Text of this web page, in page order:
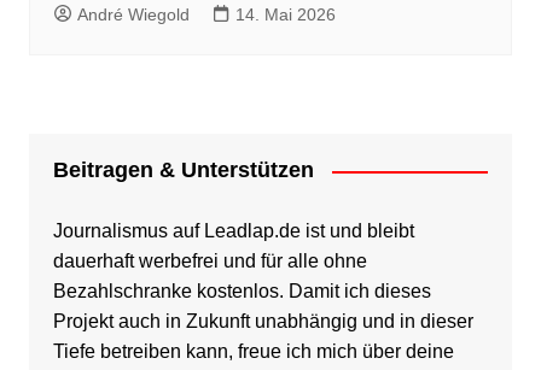
André Wiegold 14. Mai 2026
Beitragen & Unterstützen
Journalismus auf Leadlap.de ist und bleibt
dauerhaft werbefrei und für alle ohne
Bezahlschranke kostenlos. Damit ich dieses
Projekt auch in Zukunft unabhängig und in dieser
Tiefe betreiben kann, freue ich mich über deine